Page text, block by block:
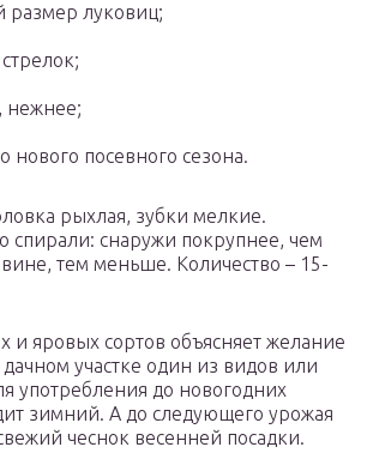
размер луковиц;
нежнее;
нового посевного сезона.
рыхлая, зубки мелкие.
спирали: снаружи покрупнее, чем
тем меньше. Количество – 15-
и яровых сортов объясняет желание
участке один из видов или
употребления до новогодних
зимний. А до следующего урожая
чеснок весенней посадки.